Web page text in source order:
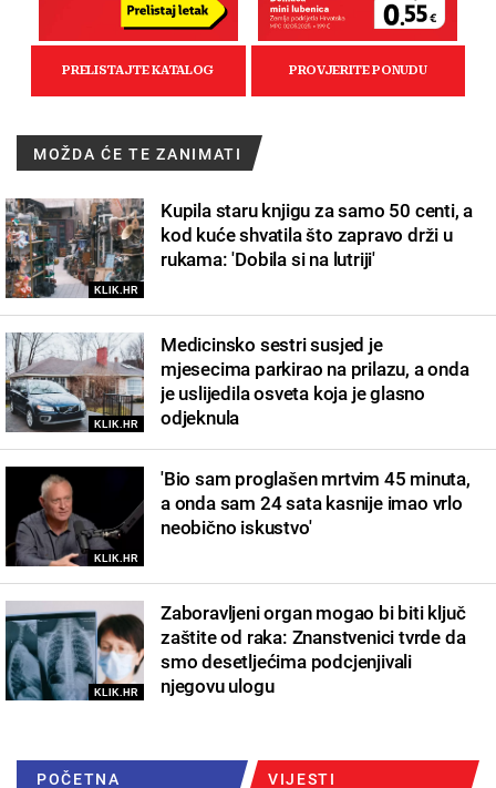
MOŽDA ĆE TE ZANIMATI
KLIK.HR
Kupila staru knjigu za samo 50 centi, a
kod kuće shvatila što zapravo drži u
rukama: 'Dobila si na lutriji'
KLIK.HR
Medicinsko sestri susjed je
mjesecima parkirao na prilazu, a onda
je uslijedila osveta koja je glasno
odjeknula
KLIK.HR
'Bio sam proglašen mrtvim 45 minuta,
a onda sam 24 sata kasnije imao vrlo
neobično iskustvo'
KLIK.HR
Zaboravljeni organ mogao bi biti ključ
zaštite od raka: Znanstvenici tvrde da
smo desetljećima podcjenjivali
njegovu ulogu
POČETNA VIJESTI